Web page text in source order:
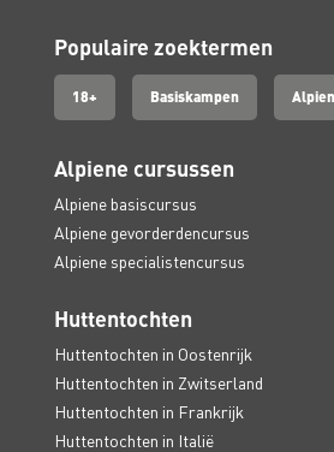
Populaire zoektermen
18+ Basiskampen
Alpiene cursussen
Alpiene basiscursus
Alpiene gevorderdencursus
Alpiene specialistencursus
Huttentochten
Huttentochten in Oostenrijk
Huttentochten in Zwitserland
Huttentochten in Frankrijk
Huttentochten in Italië